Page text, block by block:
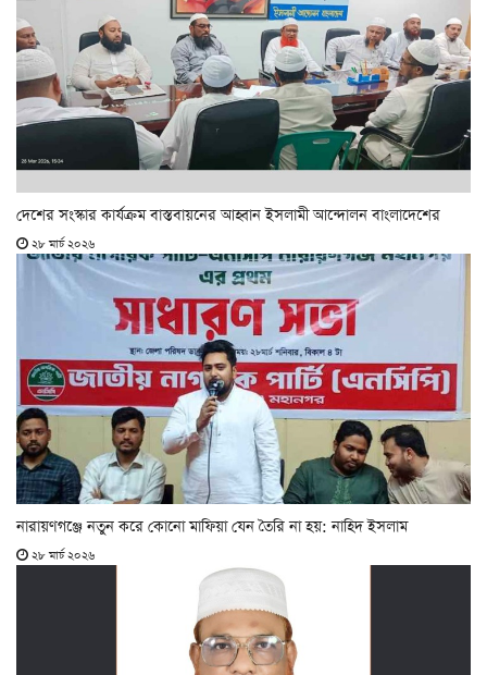
দেশের সংস্কার কার্যক্রম বাস্তবায়নের আহ্বান ইসলামী আন্দোলন বাংলাদেশের
২৮ মার্চ ২০২৬
নারায়ণগঞ্জে নতুন করে কোনো মাফিয়া যেন তৈরি না হয়: নাহিদ ইসলাম
২৮ মার্চ ২০২৬